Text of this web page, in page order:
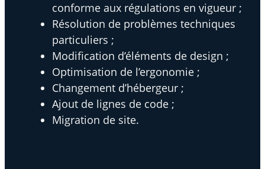
conforme aux régulations en vigueur ;
Résolution de problèmes techniques
particuliers ;
Modification d’éléments de design ;
Optimisation de l’ergonomie ;
Changement d’hébergeur ;
Ajout de lignes de code ;
Migration de site.